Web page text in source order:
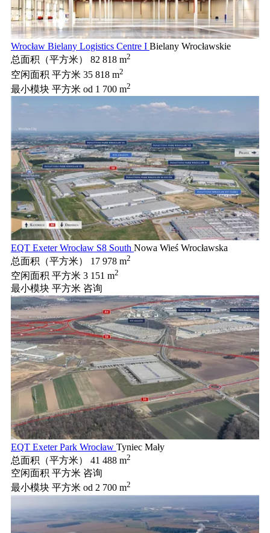
Wrocław Bielany Logistics Centre I Bielany Wrocławskie
总面积（平方米）
82 818 m2
空闲面积 平方米 35 818 m2
最小模块 平方米 od 1 700 m2
EQT Exeter Wrocław S8 South Nowa Wieś Wrocławska
总面积（平方米）
17 978 m2
空闲面积 平方米 3 151 m2
最小模块 平方米 咨询
EQT Exeter Park Wrocław Tyniec Mały
总面积（平方米）
41 488 m2
空闲面积 平方米 咨询
最小模块 平方米 od 2 700 m2